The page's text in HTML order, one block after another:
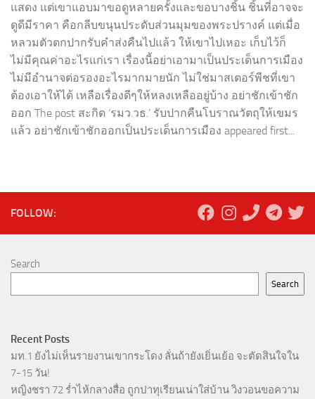
แสดง แต่เขาแอบมาขอดูหลายครั้งและขอบางชิ้น ชิ้นที่อาจจะ
ดูดีมีราคา คือกลีบขนุนประดับส่วนมุมของพระปรางค์ แต่เมื่อ
หลวมตัวตกปากรับคำส่งคืนไปแล้ว ให้เขาไปเหอะ เก็บไว้ก็
ไม่มีคุณค่าอะไรแก่เรา เรื่องนี้อย่าเอามาเป็นประเด็นการเมือง
ไม่มีอำนาจต่อรองอะไรมากมายนัก ไม่ใช่มาสเตอร์พีชที่เขา
ต้องเอาให้ได้ เหลือเรื่องดีๆให้หลงเหลืออยู่บ้าง อย่าชักเข้าชัก
ออก The post สะกิด ‘รมว.วธ.’ รับปากคืนโบราณวัตถุให้เขมร
แล้ว อย่าชักเข้าชักออกเป็นประเด็นการเมือง appeared first...
FOLLOW:
Search
Search
Recent Posts
มท.1 ยังไม่เห็นรายงานเขากระโดง ลั่นถ้ายังเยิ่นเย้อ จะตัดสินใจใน
7-15 วัน!
หญิงชรา 72 ร่ำไห้กลางสื่อ ถูกปาทุเรียนเน่าใส่บ้าน วิงวอนขอความ